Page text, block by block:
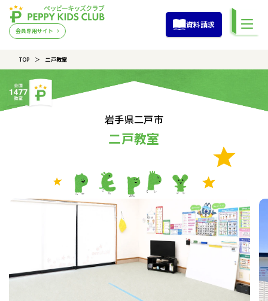
会員専用サイト
資料請求
TOP 二戸教室
岩手県二戸市
二戸教室